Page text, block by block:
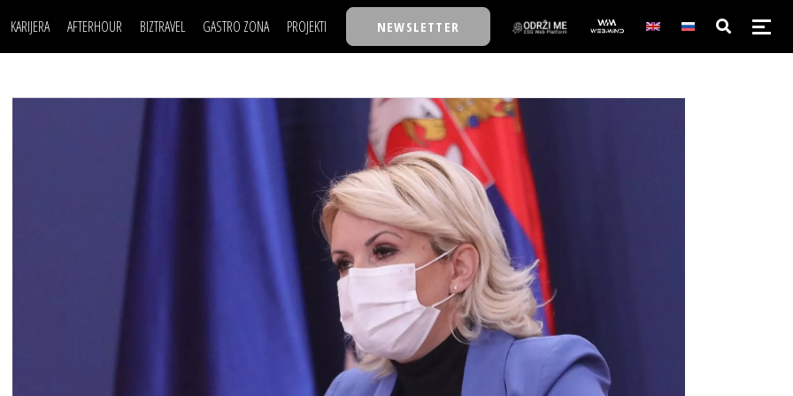
KARIJERA AFTERHOUR BIZTRAVEL GASTRO ZONA PROJEKTI
TASTY TALKS
30 ISPOD 30
BACK TO OFFICE/SCHOOL
BIZBENDOVI
BIZKOLEGIJUM
BMW BIZNIS LIGA
BIZLIFE WEEK
IZJAVA GODINE
NEWSLETTER
POSAO
MOJ UGAO
FILM I SCENA
AUTO SVET
NAJKOLEGA
30 ISPOD 30
BACK TO OFFICE/SCHOOL
BIZBENDOVI
BIZKOLEGIJUM
BMW BIZNIS LIGA
BIZLIFE WEEK
IZJAVA GODINE